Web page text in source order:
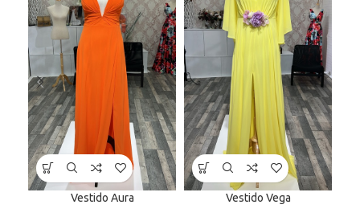
Vestido Aura Vestido Vega